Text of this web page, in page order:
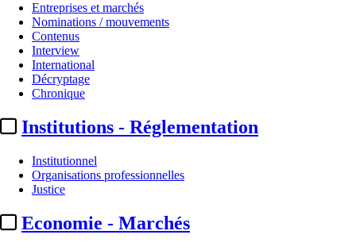
Entreprises et marchés
Nominations / mouvements
Contenus
Interview
International
Décryptage
Chronique
Institutions - Réglementation
Institutionnel
Organisations professionnelles
Justice
Economie - Marchés